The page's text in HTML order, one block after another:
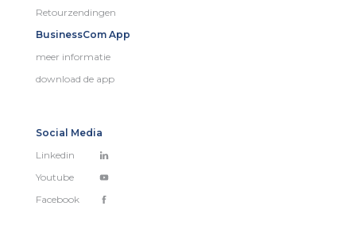
Retourzendingen
BusinessCom App
meer informatie
download de app
Social Media
Linkedin
Youtube
Facebook